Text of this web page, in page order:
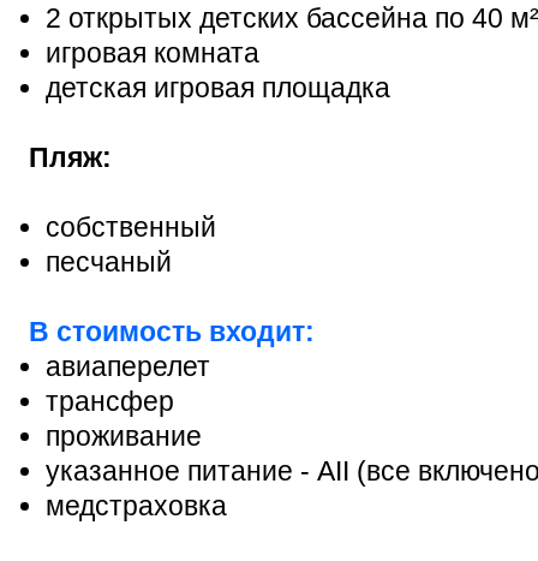
2 открытых детских бассейна по 40 м²
игровая комната
детская игровая площадка
Пляж:
собственный
песчаный
В стоимость входит:
авиаперелет
трансфер
проживание
указанное питание - AІІ (все
медстраховка